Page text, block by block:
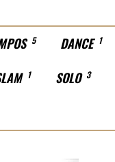
5 DANCE 1
1 SOLO 3